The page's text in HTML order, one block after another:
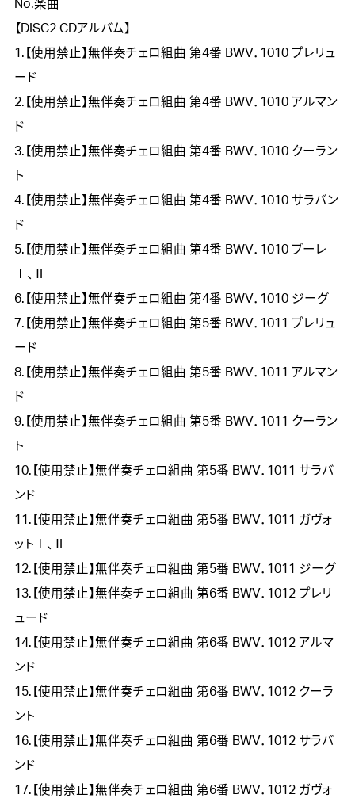
No.楽曲
【DISC2 CDアルバム】
1.【使用禁止】無伴奏チェロ組曲 第4番 BWV．1010 プレリュ
ード
2.【使用禁止】無伴奏チェロ組曲 第4番 BWV．1010 アルマン
ド
3.【使用禁止】無伴奏チェロ組曲 第4番 BWV．1010 クーラン
ト
4.【使用禁止】無伴奏チェロ組曲 第4番 BWV．1010 サラバン
ド
5.【使用禁止】無伴奏チェロ組曲 第4番 BWV．1010 ブーレ
Ⅰ、Ⅱ
6.【使用禁止】無伴奏チェロ組曲 第4番 BWV．1010 ジーグ
7.【使用禁止】無伴奏チェロ組曲 第5番 BWV．1011 プレリュ
ード
8.【使用禁止】無伴奏チェロ組曲 第5番 BWV．1011 アルマン
ド
9.【使用禁止】無伴奏チェロ組曲 第5番 BWV．1011 クーラン
ト
10.【使用禁止】無伴奏チェロ組曲 第5番 BWV．1011 サラバ
ンド
11.【使用禁止】無伴奏チェロ組曲 第5番 BWV．1011 ガヴォ
ットⅠ、Ⅱ
12.【使用禁止】無伴奏チェロ組曲 第5番 BWV．1011 ジーグ
13.【使用禁止】無伴奏チェロ組曲 第6番 BWV．1012 プレリ
ュード
14.【使用禁止】無伴奏チェロ組曲 第6番 BWV．1012 アルマ
ンド
15.【使用禁止】無伴奏チェロ組曲 第6番 BWV．1012 クーラ
ント
16.【使用禁止】無伴奏チェロ組曲 第6番 BWV．1012 サラバ
ンド
17.【使用禁止】無伴奏チェロ組曲 第6番 BWV．1012 ガヴォ